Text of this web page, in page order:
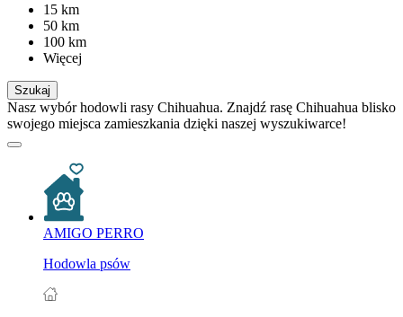
15 km
50 km
100 km
Więcej
Szukaj
Nasz wybór hodowli rasy Chihuahua. Znajdź rasę Chihuahua blisko
swojego miejsca zamieszkania dzięki naszej wyszukiwarce!
AMIGO PERRO
Hodowla psów